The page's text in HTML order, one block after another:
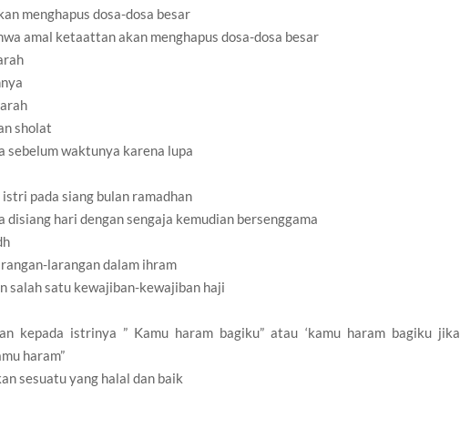
menghapus dosa-dosa besar
amal ketaattan akan menghapus dosa-dosa besar
sholat
sebelum waktunya karena lupa
pada siang bulan ramadhan
disiang hari dengan sengaja kemudian bersenggama
larangan dalam ihram
salah satu kewajiban-kewajiban haji
kepada istrinya ” Kamu haram bagiku” atau ‘kamu haram bagiku jika
haram”
sesuatu yang halal dan baik